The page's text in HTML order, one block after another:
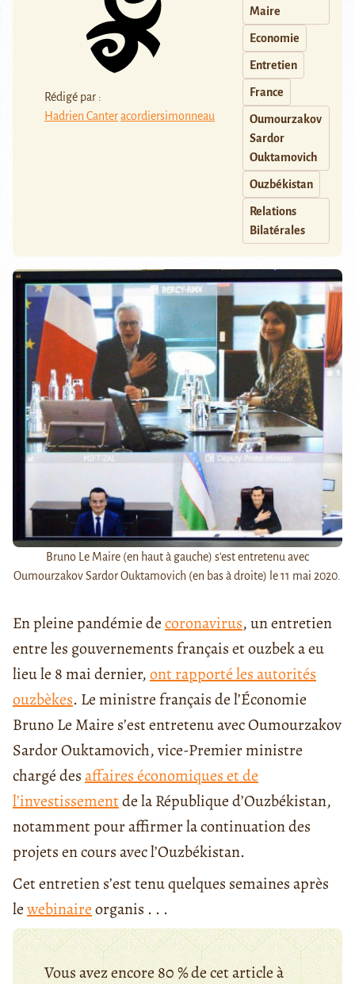
Rédigé par :
Hadrien Canteracordiersimonneau
Maire
Economie
Entretien
France
Oumourzakov
Sardor
Ouktamovich
Ouzbékistan
Relations
Bilatérales
Bruno Le Maire (en haut à gauche) s'est entretenu avec
Oumourzakov Sardor Ouktamovich (en bas à droite) le 11 mai 2020.
En pleine pandémie decoronavirus, un entretien
entre les gouvernements français et ouzbek a eu
lieu le 8 mai dernier,ont rapporté les autorités
ouzbèkes. Le ministre français de l’Économie
Bruno Le Maire s’est entretenu avec Oumourzakov
Sardor Ouktamovich, vice-Premier ministre
chargé desaffaires économiques et de
l’investissementde la République d’Ouzbékistan,
notamment pour affirmer la continuation des
projets en cours avec l’Ouzbékistan.
Cet entretien s’est tenu quelques semaines après
lewebinaireorganis . . .
Vous avez encore 80 % de cet article à